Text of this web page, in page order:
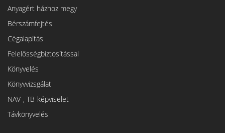
Anyagért házhoz megy
Bérszámfejtés
Cégalapítás
Felelősségbiztosítással
Könyvelés
Könyvvizsgálat
NAV-, TB-képviselet
Távkönyvelés